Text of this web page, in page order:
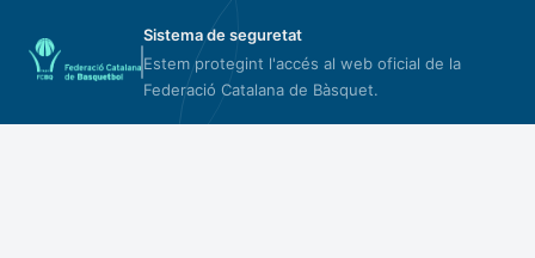
Sistema de seguretat
Estem protegint l'accés al web oficial de la
Federació Catalana de Bàsquet.